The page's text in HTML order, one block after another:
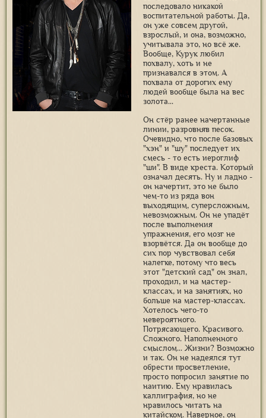
последовало никакой
воспитательной работы. Да,
он уже совсем другой,
взрослый, и она, возможно,
учитывала это, но всё же.
Вообще, Курук любил
похвалу, хоть и не
признавался в этом. А
похвала от дорогих ему
людей вообще была на вес
золота...
Он стёр ранее начертанные
линии, разровняв песок.
Очевидно, что после базовых
"хэн" и "шу" последует их
смесь - то есть иероглиф
"ши". В виде креста. Который
означал десять. Ну и ладно -
он начертит, это не было
чем-то из ряда вон
выходящим, суперсложным,
невозможным. Он не упадёт
после выполнения
упражнения, его мозг не
взорвётся. Да он вообще до
сих пор чувствовал себя
налегке, потому что весь
этот "детский сад" он знал,
проходил, и на мастер-
классах, и на занятиях, но
больше на мастер-классах.
Хотелось чего-то
невероятного.
Потрясающего. Красивого.
Сложного. Наполненного
смыслом... Жизни? Возможно
и так. Он не надеялся тут
обрести просветление,
просто попросил занятие по
наитию. Ему нравилась
каллиграфия, но не
нравилось читать на
китайском. Наверное, он